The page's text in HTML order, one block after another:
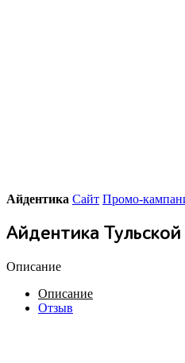
Айдентика Сайт Промо-
Айдентика
Описание
Описание
Отзыв